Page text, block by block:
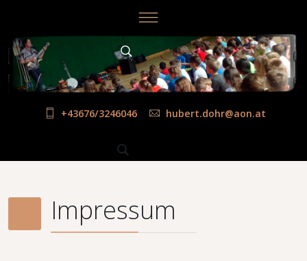
+43676/3246046 hubert.dohr@aon.at
Impressum